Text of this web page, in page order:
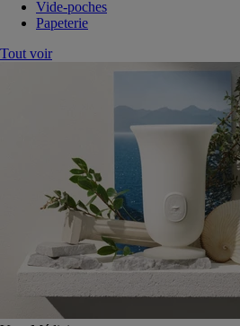
Vide-poches
Papeterie
Tout voir